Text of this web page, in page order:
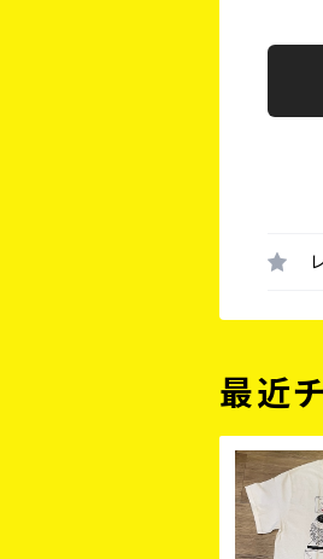
最近